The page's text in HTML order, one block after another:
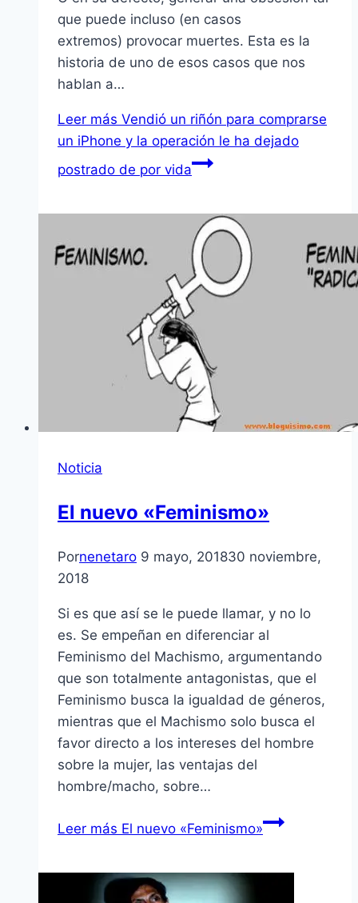
que puede incluso (en casos
extremos) provocar muertes. Esta es la
historia de uno de esos casos que nos
hablan a…
Leer más Vendió un riñón para comprarse
un iPhone y la operación le ha dejado
postrado de por vida
Noticia
El nuevo «Feminismo»
Pornenetaro 9 mayo, 201830 noviembre,
2018
Si es que así se le puede llamar, y no lo
es. Se empeñan en diferenciar al
Feminismo del Machismo, argumentando
que son totalmente antagonistas, que el
Feminismo busca la igualdad de géneros,
mientras que el Machismo solo busca el
favor directo a los intereses del hombre
sobre la mujer, las ventajas del
hombre/macho, sobre…
Leer más El nuevo «Feminismo»